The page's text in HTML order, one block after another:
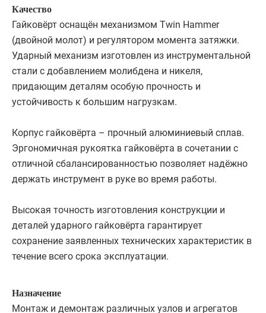
Качество
Гайковёрт оснащён механизмом Twin Hammer
(двойной молот) и регулятором момента затяжки.
Ударный механизм изготовлен из инструментальной
стали с добавлением молибдена и никеля,
придающим деталям особую прочность и
устойчивость к большим нагрузкам.
Корпус гайковёрта – прочный алюминиевый сплав.
Эргономичная рукоятка гайковёрта в сочетании с
отличной сбалансированностью позволяет надёжно
держать инструмент в руке во время работы.
Высокая точность изготовления конструкции и
деталей ударного гайковёрта гарантирует
сохранение заявленных технических характеристик в
течение всего срока эксплуатации.
Назначение
Монтаж и демонтаж различных узлов и агрегатов